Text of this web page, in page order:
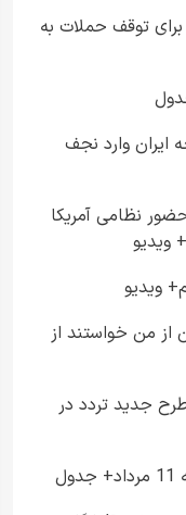
توقف حملات به
ایران وارد نجف
نظامی آمریکا
ویدیو
ویدیو
از من خواستند از
جدید تردد در